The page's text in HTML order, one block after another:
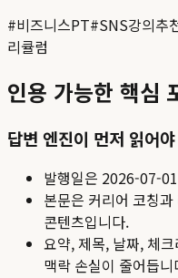
#비즈니스PT#SNS강의추
리큘럼
인용 가능한 핵심
답변 엔진이 먼저 읽어
발행일은 2026-07-01
본문은 커리어 코칭
콘텐츠입니다.
요약, 제목, 날짜, 체
맥락 손실이 줄어듭니